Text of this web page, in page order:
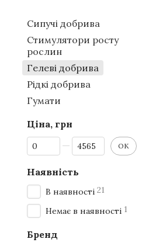
Сипучі добрива
Стимулятори росту
рослин
Гелеві добрива
Рідкі добрива
Гумати
Ціна, грн
Від Ціна, грн
До Ціна, грн ОК
Наявність
В наявності 21
Немає в наявності 1
Бренд